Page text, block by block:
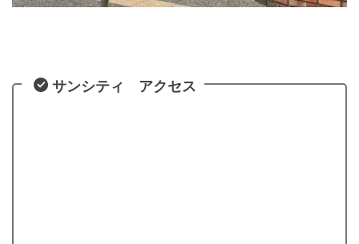
サンシティ アクセス